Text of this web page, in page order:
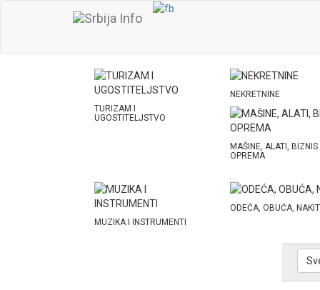
TURIZAM I
UGOSTITELJSTVO
NEKRETNINE
MAŠINE, ALATI, BIZNIS
OPREMA
MUZIKA I INSTRUMENTI
ODEĆA, OBUĆA, NAKIT